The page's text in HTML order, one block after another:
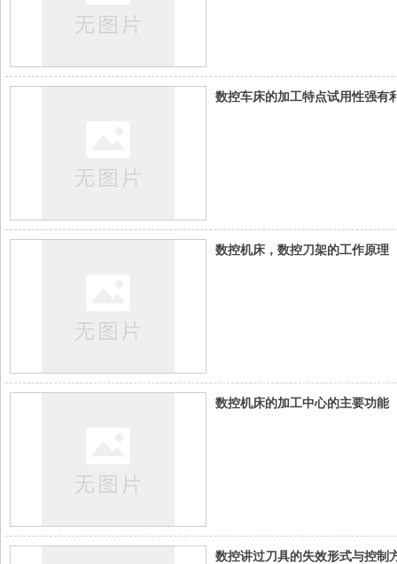
数控车床的加工特点试用性强有
数控机床，数控刀架的工作原理
数控机床的加工中心的主要功能
数控讲过刀具的失效形式与控制